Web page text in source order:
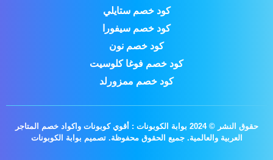
كود خصم ستايلي
كود خصم سيفورا
كود خصم نون
كود خصم فوغا كلوسيت
كود خصم ممزورلد
حقوق النشر © 2024 بوابة الكوبونات : أقوي كوبونات واكواد خصم المتاجر
العربية والعالمية. جميع الحقوق محفوظة.تصميم بوابة الكوبونات